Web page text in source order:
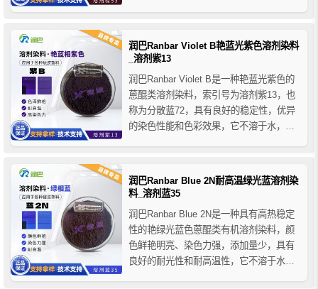
染料棕主要用于硬胶塑料产品，特别推荐
有优异的耐洗涤性和耐摩擦性，广泛用于
PS、SAN...
润巴Ranbar Violet B艳蓝光紫色溶剂染料
_溶剂紫13
润巴Ranbar Violet B是一种艳蓝光紫色的
蒽醌类溶剂染料，索引号为溶剂紫13，也
称为分散蓝72，具有良好的稳定性，优异
的染色性能和色彩效果，它不溶于水，可
好的亲和力，包括聚酯、聚苯乙烯、硬质
聚氯乙烯等塑料材料，以及涤纶和合成纤
润巴Ranbar Blue 2N耐高温绿光蓝溶剂染
料_溶剂蓝35
润巴Ranbar Blue 2N是一种具有高热稳定
性的艳绿光蓝色蒽醌类有机溶剂染料，颜
色鲜艳明亮、染色力强，添加量少，具有
良好的耐光性和耐高温性，它不溶于水，